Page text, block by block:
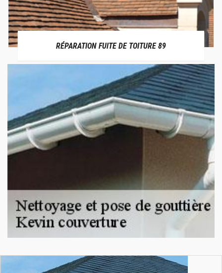
RÉPARATION FUITE DE TOITURE 89